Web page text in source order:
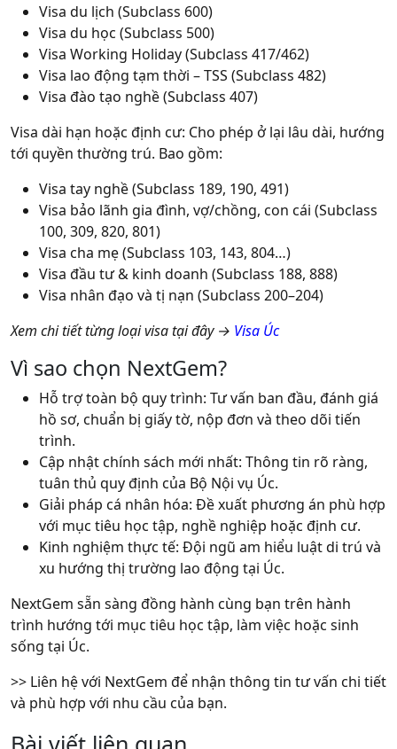
Visa du lịch (Subclass 600)
Visa du học (Subclass 500)
Visa Working Holiday (Subclass 417/462)
Visa lao động tạm thời – TSS (Subclass 482)
Visa đào tạo nghề (Subclass 407)
Visa dài hạn hoặc định cư: Cho phép ở lại lâu dài, hướng
tới quyền thường trú. Bao gồm:
Visa tay nghề (Subclass 189, 190, 491)
Visa bảo lãnh gia đình, vợ/chồng, con cái (Subclass
100, 309, 820, 801)
Visa cha mẹ (Subclass 103, 143, 804…)
Visa đầu tư & kinh doanh (Subclass 188, 888)
Visa nhân đạo và tị nạn (Subclass 200–204)
Xem chi tiết từng loại visa tại đây → Visa Úc
Vì sao chọn NextGem?
Hỗ trợ toàn bộ quy trình: Tư vấn ban đầu, đánh giá
hồ sơ, chuẩn bị giấy tờ, nộp đơn và theo dõi tiến
trình.
Cập nhật chính sách mới nhất: Thông tin rõ ràng,
tuân thủ quy định của Bộ Nội vụ Úc.
Giải pháp cá nhân hóa: Đề xuất phương án phù hợp
với mục tiêu học tập, nghề nghiệp hoặc định cư.
Kinh nghiệm thực tế: Đội ngũ am hiểu luật di trú và
xu hướng thị trường lao động tại Úc.
NextGem sẵn sàng đồng hành cùng bạn trên hành
trình hướng tới mục tiêu học tập, làm việc hoặc sinh
sống tại Úc.
>> Liên hệ với NextGem để nhận thông tin tư vấn chi tiết
và phù hợp với nhu cầu của bạn.